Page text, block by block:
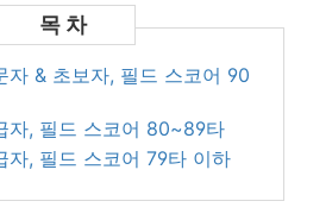
& 초보자, 필드 스코어 90
, 필드 스코어 80~89타
, 필드 스코어 79타 이하